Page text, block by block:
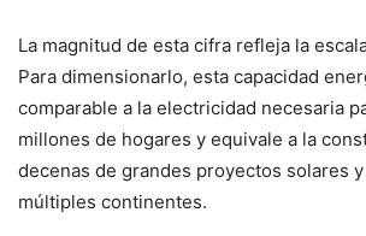
La magnitud de esta cifra refleja la
Para dimensionarlo, esta capacidad
comparable a la electricidad necesaria
millones de hogares y equivale a la
decenas de grandes proyectos solares
múltiples continentes.